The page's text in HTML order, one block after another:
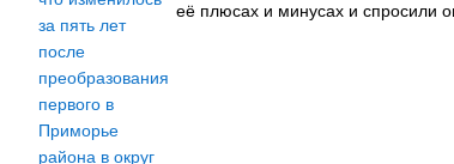
её плюсах и минусах и спросили